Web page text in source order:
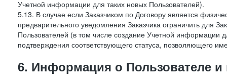
Учетной информации для таких новых Пользователей).
5.13. В случае если Заказчиком по Договору является
предварительного уведомления Заказчика ограничить для
Пользователей (в том числе создание Учетной информации
подтверждения соответствующего статуса, позволяющего
6. Информация о Пользователе